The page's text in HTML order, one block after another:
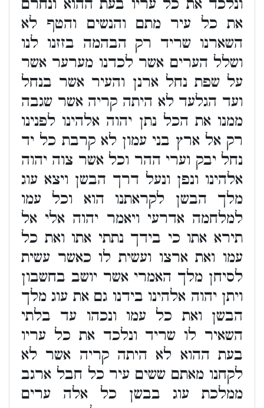
ונלכד את כל עריו בעת ההוא ונחרם
את כל עיר מתם והנשים והטף לא
השארנו שריד רק הבהמה בזזנו לנו
ושלל הערים אשר לכדנו מערער אשר
על שפת נחל ארנן והעיר אשר בנחל
ועד הגלעד לא היתה קריה אשר שגבה
ממנו את הכל נתן יהוה אלהינו לפנינו
רק אל ארץ בני עמון לא קרבת כל יד
נחל יבק וערי ההר וכל אשר צוה יהוה
אלהינו ונפן ונעל דרך הבשן ויצא עוג
מלך הבשן לקראתנו הוא וכל עמו
למלחמה אדרעי ויאמר יהוה אלי אל
תירא אתו כי בידך נתתי אתו ואת כל
עמו ואת ארצו ועשית לו כאשר עשית
לסיחן מלך האמרי אשר יושב בחשבון
ויתן יהוה אלהינו בידנו גם את עוג מלך
הבשן ואת כל עמו ונכהו עד בלתי
השאיר לו שריד ונלכד את כל עריו
בעת ההוא לא היתה קריה אשר לא
לקחנו מאתם ששים עיר כל חבל ארגב
ממלכת עוג בבשן כל אלה ערים